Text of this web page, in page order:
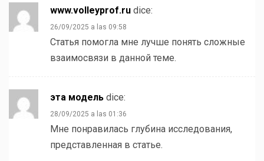
www.volleyprof.ru dice:
26/09/2025 a las 09:58
Статья помогла мне лучше понять сложные
взаимосвязи в данной теме.
эта модель dice:
28/09/2025 a las 01:36
Мне понравилась глубина исследования,
представленная в статье.